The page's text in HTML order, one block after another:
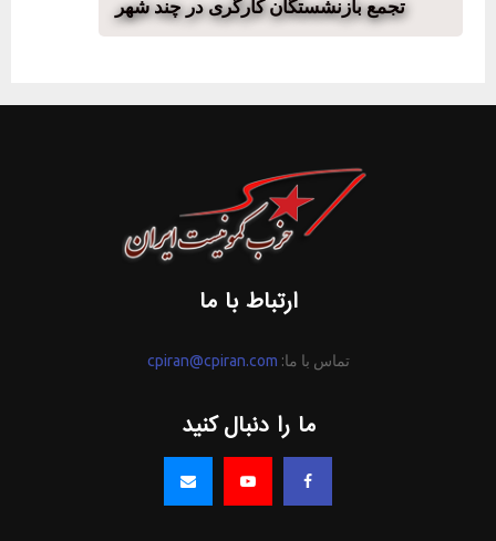
تجمع بازنشستگان کارگری در چند شهر
ارتباط با ما
تماس با ما: cpiran@cpiran.com
ما را دنبال کنید